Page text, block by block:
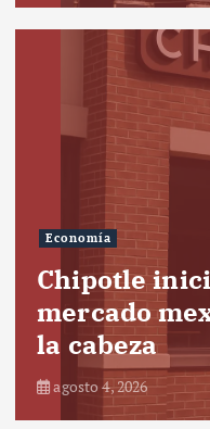
Economía
Chipotle
mercado
la cabeza
agosto 4, 2026